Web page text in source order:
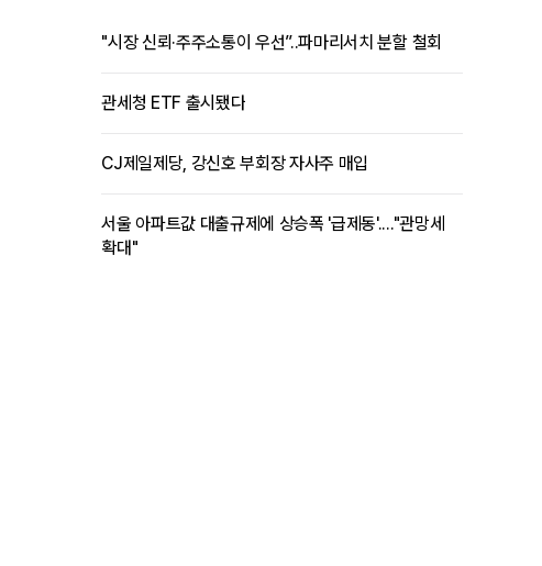
"시장 신뢰·주주소통이 우선”..파마리서치 분할 철회
관세청 ETF 출시됐다
CJ제일제당, 강신호 부회장 자사주 매입
서울 아파트값 대출규제에 상승폭 '급제동'...."관망세
확대"